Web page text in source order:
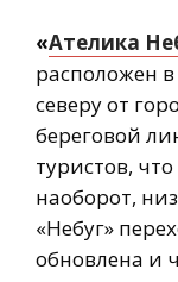
«Ателика
расположен
северу от
береговой
туристов,
наоборот,
«Небуг»
обновлена и